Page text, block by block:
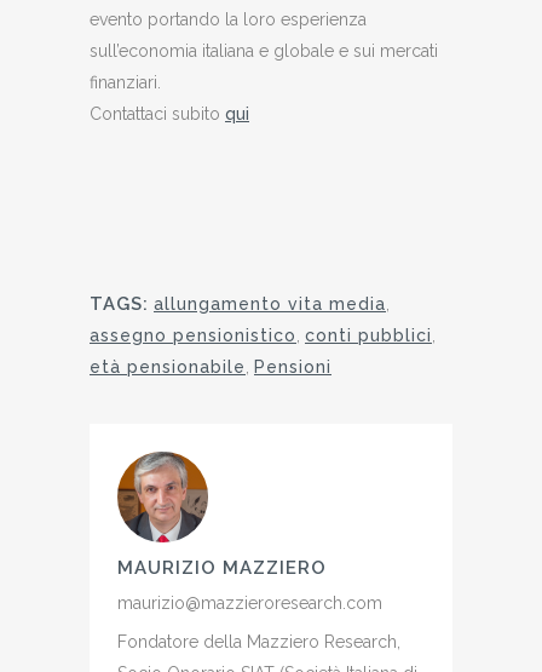
evento portando la loro esperienza
sull’economia italiana e globale e sui mercati
finanziari.
Contattaci subito qui
TAGS: allungamento vita media,
assegno pensionistico, conti pubblici,
età pensionabile, Pensioni
MAURIZIO MAZZIERO
maurizio@mazzieroresearch.com
Fondatore della Mazziero Research,